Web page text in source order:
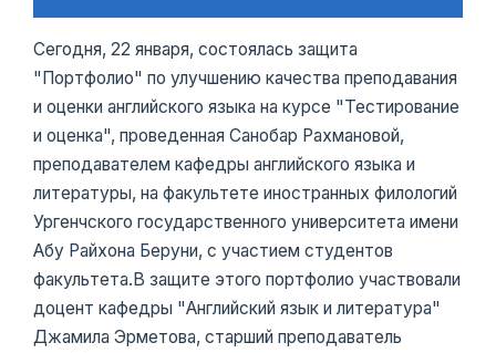
Сегодня, 22 января, состоялась защита
"Портфолио" по улучшению качества преподавания
и оценки английского языка на курсе "Тестирование
и оценка", проведенная Санобар Рахмановой,
преподавателем кафедры английского языка и
литературы, на факультете иностранных филологий
Ургенчского государственного университета имени
Абу Райхона Беруни, с участием студентов
факультета.В защите этого портфолио участвовали
доцент кафедры "Английский язык и литература"
Джамила Эрметова, старший преподаватель